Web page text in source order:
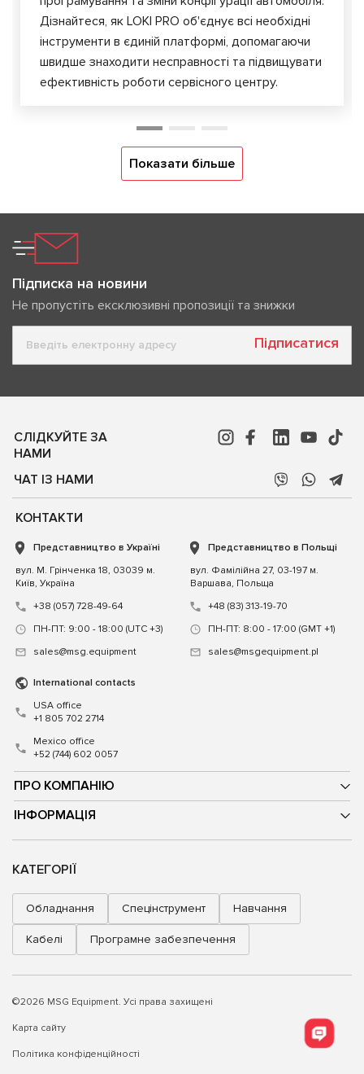
Дізнайтеся, як LOKI PRO об'єднує всі необхідні
інструменти в єдиній платформі, допомагаючи
швидше знаходити несправності та підвищувати
ефективність роботи сервісного центру.
Показати більше
Підписка на новини
Не пропустіть ексклюзивні пропозиції та знижки
Підписатися
СЛІДКУЙТЕ ЗА
НАМИ
ЧАТ ІЗ НАМИ
ПРО КОМПАНІЮ
ІНФОРМАЦІЯ
КОНТАКТИ
Представництво в Україні
вул. М. Грінченка 18, 03039 м.
Київ, Україна
+38 (057) 728-49-64
ПН-ПТ: 9:00 - 18:00 (UTC +3)
sales@msg.equipment
Представництво в Польщі
вул. Фамілійна 27, 03-197 м.
Варшава, Польща
+48 (83) 313-19-70
ПН-ПТ: 8:00 - 17:00 (GMT +1)
sales@msgequipment.pl
International contacts
USA office
+1 805 702 2714
Mexico office
+52 (744) 602 0057
КАТЕГОРІЇ
Обладнання Спецінструмент Навчання
Кабелі Програмне забезпечення
©2026 MSG Equipment. Усі права захищені
Карта сайту
Політика конфіденційності